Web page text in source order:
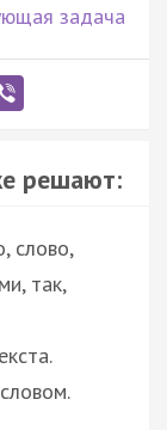
задача
решают:
слово,
так,